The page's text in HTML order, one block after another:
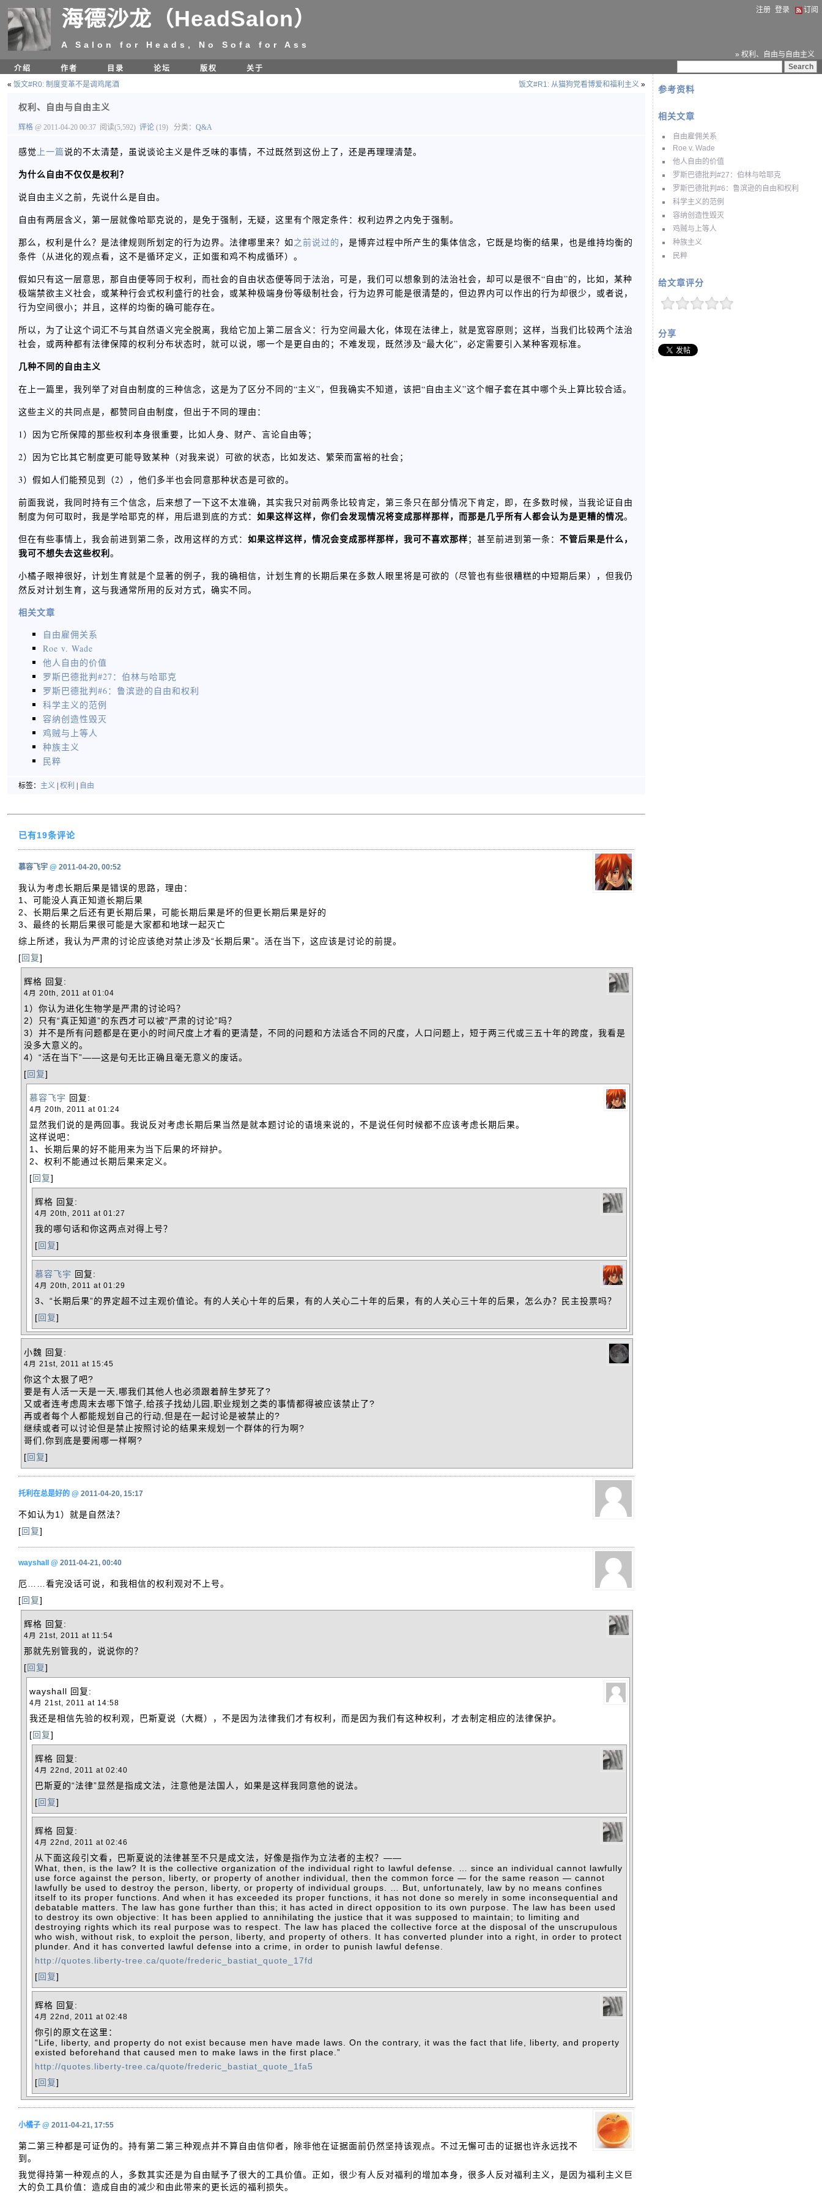
海德沙龙（HeadSalon）
A Salon for Heads, No Sofa for Ass
注册 登录 订阅
» 权利、自由与自由主义
介绍
作者 目录 论坛 版权 关于
参考资料
相关文章
自由雇佣关系
Roe v. Wade
他人自由的价值
罗斯巴德批判#27：伯林与哈耶克
罗斯巴德批判#6：鲁滨逊的自由和权利
科学主义的范例
容纳创造性毁灭
鸡贼与上等人
种族主义
民粹
给文章评分
分享
« 饭文#R0: 制度变革不是调鸡尾酒 饭文#R1: 从猫狗党看博爱和福利主义 »
权利、自由与自由主义
辉格 @ 2011-04-20 00:37 阅读(5,592) 评论 (19) 分类： Q&A
感觉 上一篇说的不太清楚，虽说谈论主义是件乏味的事情，不过既然到这份上了，还是再理理清楚。
为什么自由不仅仅是权利？
说自由主义之前，先说什么是自由。
自由有两层含义，第一层就像哈耶克说的，是免于强制，无疑，这里有个限定条件：权利边界之内免于强制。
那么，权利是什么？是法律规则所划定的行为边界。法律哪里来？如之前说过的 ，是博弈过程中所产生的集体信念，它既是均衡的结果，也是维持均衡的
条件（从进化的观点看，这不是循环定义，正如蛋和鸡不构成循环）。
假如只有这一层意思，那自由便等同于权利，而社会的自由状态便等同于法治，可是，我们可以想象到的法治社会，却可以是很不“自由”的，比如，某种
极端禁欲主义社会，或某种行会式权利盛行的社会，或某种极端身份等级制社会，行为边界可能是很清楚的，但边界内可以作出的行为却很少，或者说，
行为空间很小；并且，这样的均衡的确可能存在。
所以，为了让这个词汇不与其自然语义完全脱离，我给它加上第二层含义：行为空间最大化，体现在法律上，就是宽容原则；这样，当我们比较两个法治
社会，或两种都有法律保障的权利分布状态时，就可以说，哪一个是更自由的；不难发现，既然涉及“最大化”，必定需要引入某种客观标准。
几种不同的自由主义
在上一篇里，我列举了对自由制度的三种信念，这是为了区分不同的“主义”，但我确实不知道，该把“自由主义”这个帽子套在其中哪个头上算比较合适。
这些主义的共同点是，都赞同自由制度，但出于不同的理由：
1）因为它所保障的那些权利本身很重要，比如人身、财产、言论自由等；
2）因为它比其它制度更可能导致某种（对我来说）可欲的状态，比如发达、繁荣而富裕的社会；
3）假如人们能预见到（2），他们多半也会同意那种状态是可欲的。
前面我说，我同时持有三个信念，后来想了一下这不太准确，其实我只对前两条比较肯定，第三条只在部分情况下肯定，即，在多数时候，当我论证自由
制度为何可取时，我是学哈耶克的样，用后退到底的方式： 如果这样这样，你们会发现情况将变成那样那样，而那是几乎所有人都会认为是更糟的情况。
但在有些事情上，我会前进到第二条，改用这样的方式： 如果这样这样，情况会变成那样那样，我可不喜欢那样；甚至前进到第一条： 不管后果是什么，
我可不想失去这些权利。
小橘子眼神很好，计划生育就是个显著的例子，我的确相信，计划生育的长期后果在多数人眼里将是可欲的（尽管也有些很糟糕的中短期后果），但我仍
然反对计划生育，这与我通常所用的反对方式，确实不同。
相关文章
自由雇佣关系
Roe v. Wade
他人自由的价值
罗斯巴德批判#27：伯林与哈耶克
罗斯巴德批判#6：鲁滨逊的自由和权利
科学主义的范例
容纳创造性毁灭
鸡贼与上等人
种族主义
民粹
标签： 主义 权利 自由
已有19条评论
慕容飞宇 @ 2011-04-20, 00:52
我认为考虑长期后果是错误的思路，理由：
1、可能没人真正知道长期后果
2、长期后果之后还有更长期后果，可能长期后果是坏的但更长期后果是好的
3、最终的长期后果很可能是大家都和地球一起灭亡
综上所述，我认为严肃的讨论应该绝对禁止涉及“长期后果”。活在当下，这应该是讨论的前提。
[回复]
辉格 回复:
4月 20th, 2011 at 01:04
1）你认为进化生物学是严肃的讨论吗？
2）只有“真正知道”的东西才可以被“严肃的讨论”吗？
3）并不是所有问题都是在更小的时间尺度上才看的更清楚，不同的问题和方法适合不同的尺度，人口问题上，短于两三代或三五十年的跨度，我看是
没多大意义的。
4）“活在当下”——这是句无比正确且毫无意义的废话。
[回复]
慕容飞宇 回复:
4月 20th, 2011 at 01:24
显然我们说的是两回事。我说反对考虑长期后果当然是就本题讨论的语境来说的，不是说任何时候都不应该考虑长期后果。
这样说吧：
1、长期后果的好不能用来为当下后果的坏辩护。
2、权利不能通过长期后果来定义。
[回复]
辉格 回复:
4月 20th, 2011 at 01:27
我的哪句话和你这两点对得上号？
[回复]
慕容飞宇 回复:
4月 20th, 2011 at 01:29
3、“长期后果”的界定超不过主观价值论。有的人关心十年的后果，有的人关心二十年的后果，有的人关心三十年的后果，怎么办？民主投票吗？
[回复]
小魏 回复:
4月 21st, 2011 at 15:45
你这个太狠了吧?
要是有人活一天是一天,哪我们其他人也必须跟着醉生梦死了?
又或者连考虑周末去哪下馆子,给孩子找幼儿园,职业规划之类的事情都得被应该禁止了?
再或者每个人都能规划自己的行动,但是在一起讨论是被禁止的?
继续或者可以讨论但是禁止按照讨论的结果来规划一个群体的行为啊?
哥们,你到底是要闹哪一样啊?
[回复]
托利在总是好的 @ 2011-04-20, 15:17
不如认为1）就是自然法？
[回复]
wayshall @ 2011-04-21, 00:40
厄……看完没话可说，和我相信的权利观对不上号。
[回复]
辉格 回复:
4月 21st, 2011 at 11:54
那就先别管我的，说说你的？
[回复]
wayshall 回复:
4月 21st, 2011 at 14:58
我还是相信先验的权利观，巴斯夏说（大概），不是因为法律我们才有权利，而是因为我们有这种权利，才去制定相应的法律保护。
[回复]
辉格 回复:
4月 22nd, 2011 at 02:40
巴斯夏的“法律”显然是指成文法，注意他是法国人，如果是这样我同意他的说法。
[回复]
辉格 回复:
4月 22nd, 2011 at 02:46
从下面这段引文看，巴斯夏说的法律甚至不只是成文法，好像是指作为立法者的主权？——
What, then, is the law? It is the collective organization of the individual right to lawful defense. … since an individual cannot lawfully
use force against the person, liberty, or property of another individual, then the common force — for the same reason — cannot
lawfully be used to destroy the person, liberty, or property of individual groups. … But, unfortunately, law by no means confines
itself to its proper functions. And when it has exceeded its proper functions, it has not done so merely in some inconsequential and
debatable matters. The law has gone further than this; it has acted in direct opposition to its own purpose. The law has been used
to destroy its own objective: It has been applied to annihilating the justice that it was supposed to maintain; to limiting and
destroying rights which its real purpose was to respect. The law has placed the collective force at the disposal of the unscrupulous
who wish, without risk, to exploit the person, liberty, and property of others. It has converted plunder into a right, in order to protect
plunder. And it has converted lawful defense into a crime, in order to punish lawful defense.
http://quotes.liberty-tree.ca/quote/frederic_bastiat_quote_17fd
[回复]
辉格 回复:
4月 22nd, 2011 at 02:48
你引的原文在这里：
“Life, liberty, and property do not exist because men have made laws. On the contrary, it was the fact that life, liberty, and property
existed beforehand that caused men to make laws in the first place.”
http://quotes.liberty-tree.ca/quote/frederic_bastiat_quote_1fa5
[回复]
小橘子 @ 2011-04-21, 17:55
第二第三种都是可证伪的。持有第二第三种观点并不算自由信仰者，除非他在证据面前仍然坚持该观点。不过无懈可击的证据也许永远找不
到。
我觉得持第一种观点的人，多数其实还是为自由赋予了很大的工具价值。正如，很少有人反对福利的增加本身，很多人反对福利主义，是因为福利主义巨
大的负工具价值：造成自由的减少和由此带来的更长远的福利损失。